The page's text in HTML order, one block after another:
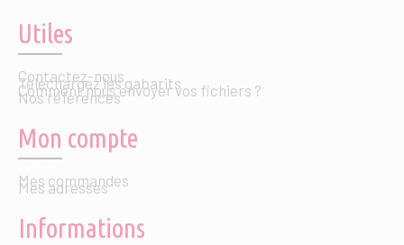
Utiles
Contactez-nous
Téléchargez les gabarits
Comment nous envoyer vos fichiers ?
Nos références
Mon compte
Mes commandes
Mes adresses
Informations